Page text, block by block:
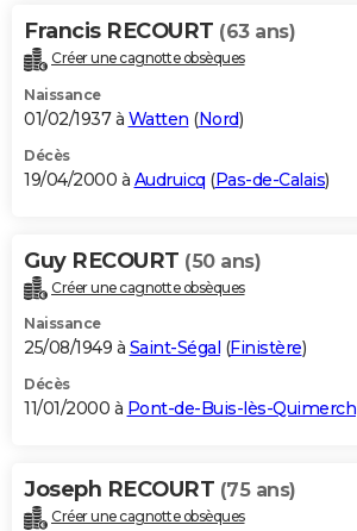
Francis RECOURT (63 ans)
Créer une cagnotte obsèques
Naissance
01/02/1937 à Watten (Nord)
Décès
19/04/2000 à Audruicq (Pas-de-Calais)
Guy RECOURT (50 ans)
Créer une cagnotte obsèques
Naissance
25/08/1949 à Saint-Ségal (Finistère)
Décès
11/01/2000 à Pont-de-Buis-lès-Quimerch
Joseph RECOURT (75 ans)
Créer une cagnotte obsèques